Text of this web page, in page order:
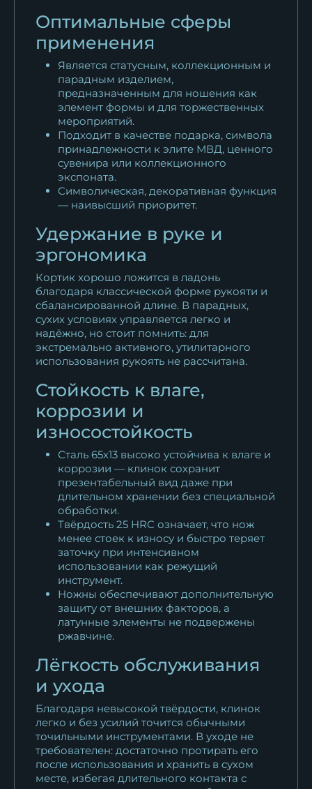
Оптимальные сферы
применения
Является статусным, коллекционным и
парадным изделием,
предназначенным для ношения как
элемент формы и для торжественных
мероприятий.
Подходит в качестве подарка, символа
принадлежности к элите МВД, ценного
сувенира или коллекционного
экспоната.
Символическая, декоративная функция
— наивысший приоритет.
Удержание в руке и
эргономика
Кортик хорошо ложится в ладонь
благодаря классической форме рукояти и
сбалансированной длине. В парадных,
сухих условиях управляется легко и
надёжно, но стоит помнить: для
экстремально активного, утилитарного
использования рукоять не рассчитана.
Стойкость к влаге,
коррозии и
износостойкость
Сталь 65x13 высоко устойчива к влаге и
коррозии — клинок сохранит
презентабельный вид даже при
длительном хранении без специальной
обработки.
Твёрдость 25 HRC означает, что нож
менее стоек к износу и быстро теряет
заточку при интенсивном
использовании как режущий
инструмент.
Ножны обеспечивают дополнительную
защиту от внешних факторов, а
латунные элементы не подвержены
ржавчине.
Лёгкость обслуживания
и ухода
Благодаря невысокой твёрдости, клинок
легко и без усилий точится обычными
точильными инструментами. В уходе не
требователен: достаточно протирать его
после использования и хранить в сухом
месте, избегая длительного контакта с